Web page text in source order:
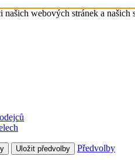
webových stránek a našich
Uložit předvolby Předvolby